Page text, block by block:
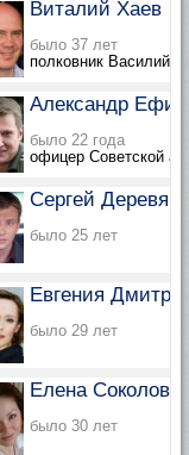
Виталий Хаев
было 37 лет
полковник Василий
Александр
было 22 года
офицер Советской
Сергей
было 25 лет
Евгения
было 29 лет
Елена Соколова
было 30 лет